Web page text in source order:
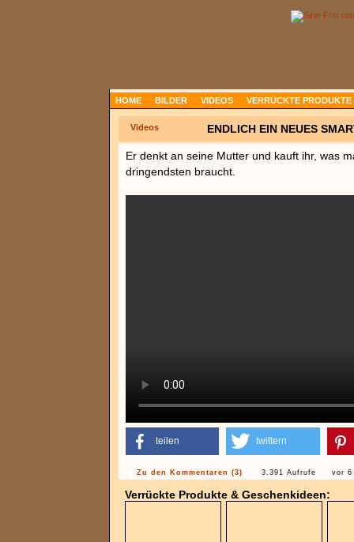
HOME BILDER VIDEOS VERRÜCKTE PRODUKTE
Videos ENDLICH EIN NEUES
Er denkt an seine Mutter und kauft ihr, was
dringendsten braucht.
teilen twittern
Zu den Kommentaren (3) 3.391 Aufrufe vor 6
Verrückte Produkte & Geschenkideen: